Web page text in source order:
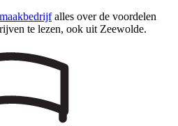
alles over de voordelen
te lezen, ook uit Zeewolde.